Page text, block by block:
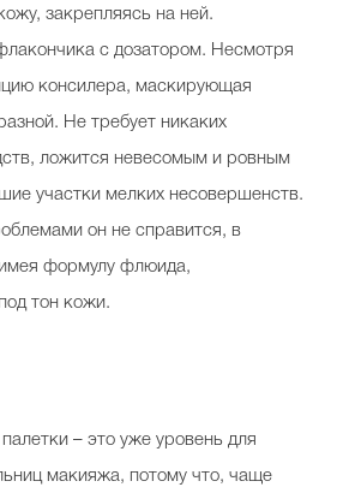
закрепляясь на ней.
с дозатором. Несмотря
консилера, маскирующая
Не требует никаких
ложится невесомым и ровным
участки мелких несовершенств.
он не справится, в
формулу флюида,
тон кожи.
– это уже уровень для
макияжа, потому что, чаще